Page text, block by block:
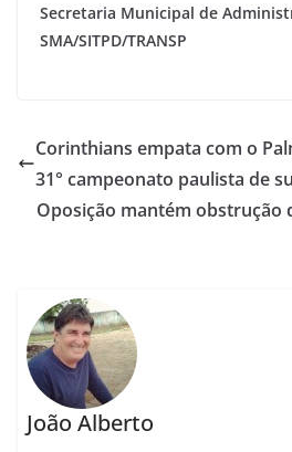
Secretaria Municipal de
SMA/SITPD/TRANSP
Corinthians empata com o
31° campeonato paulista de
Oposição mantém obstrução
João Alberto